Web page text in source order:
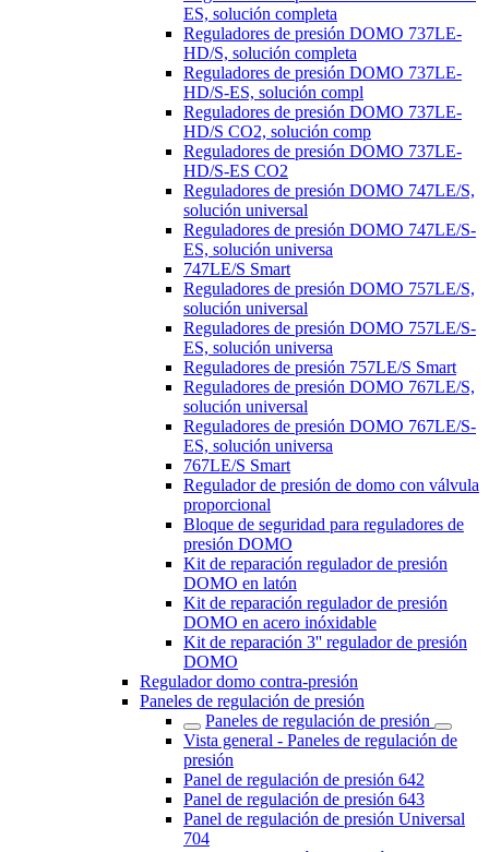
ES, solución completa
Reguladores de presión DOMO 737LE-
HD/S, solución completa
Reguladores de presión DOMO 737LE-
HD/S-ES, solución compl
Reguladores de presión DOMO 737LE-
HD/S CO2, solución comp
Reguladores de presión DOMO 737LE-
HD/S-ES CO2
Reguladores de presión DOMO 747LE/S,
solución universal
Reguladores de presión DOMO 747LE/S-
ES, solución universa
747LE/S Smart
Reguladores de presión DOMO 757LE/S,
solución universal
Reguladores de presión DOMO 757LE/S-
ES, solución universa
Reguladores de presión 757LE/S Smart
Reguladores de presión DOMO 767LE/S,
solución universal
Reguladores de presión DOMO 767LE/S-
ES, solución universa
767LE/S Smart
Regulador de presión de domo con válvula
proporcional
Bloque de seguridad para reguladores de
presión DOMO
Kit de reparación regulador de presión
DOMO en latón
Kit de reparación regulador de presión
DOMO en acero inóxidable
Kit de reparación 3'' regulador de presión
DOMO
Regulador domo contra-presión
Paneles de regulación de presión
Paneles de regulación de presión
Vista general - Paneles de regulación de
presión
Panel de regulación de presión 642
Panel de regulación de presión 643
Panel de regulación de presión Universal
704